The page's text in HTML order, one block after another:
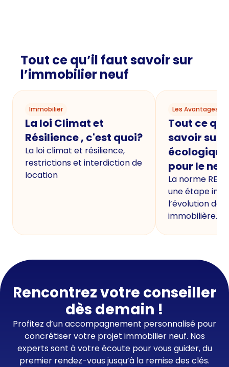
Tout ce qu’il faut savoir sur
l’immobilier neuf
Immobilier
La loi Climat et
Résilience , c'est quoi?
La loi climat et résilience,
restrictions et interdiction de
location
Les Avantages
Tout ce
savoir sur
écologique
pour le
La norme
une étape
l’évolution de
immobilière.
Rencontrez votre conseiller
dès demain !
Profitez d’un accompagnement personnalisé pour
concrétiser votre projet immobilier neuf. Nos
experts sont à votre écoute pour vous guider, du
premier rendez-vous jusqu’à la remise des clés.